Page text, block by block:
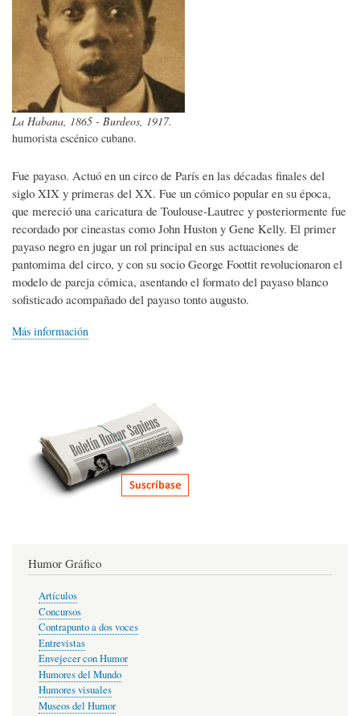
La Habana, 1865 - Burdeos, 1917.
humorista escénico cubano.
Fue payaso. Actuó en un circo de París en las décadas finales del
siglo XIX y primeras del XX. Fue un cómico popular en su época,
que mereció una caricatura de Toulouse-Lautrec y posteriormente fue
recordado por cineastas como John Huston y Gene Kelly. El primer
payaso negro en jugar un rol principal en sus actuaciones de
pantomima del circo, y con su socio George Foottit revolucionaron el
modelo de pareja cómica, asentando el formato del payaso blanco
sofisticado acompañado del payaso tonto augusto.
Más información
Humor Gráfico
Artículos
Concursos
Contrapunto a dos voces
Entrevistas
Envejecer con Humor
Humores del Mundo
Humores visuales
Museos del Humor